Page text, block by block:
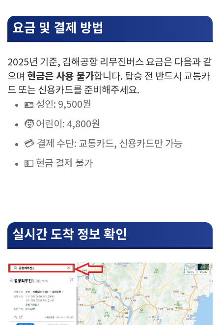
요금 및 결제 방법
2025년 기준, 김해공항 리무진버스 요금은 다음과 같
으며 현금은 사용 불가합니다. 탑승 전 반드시 교통카
드 또는 신용카드를 준비해주세요.
🪪 성인: 9,500원
🧒 어린이: 4,800원
💳 결제 수단: 교통카드, 신용카드만 가능
💵 현금 결제 불가
실시간 도착 정보 확인